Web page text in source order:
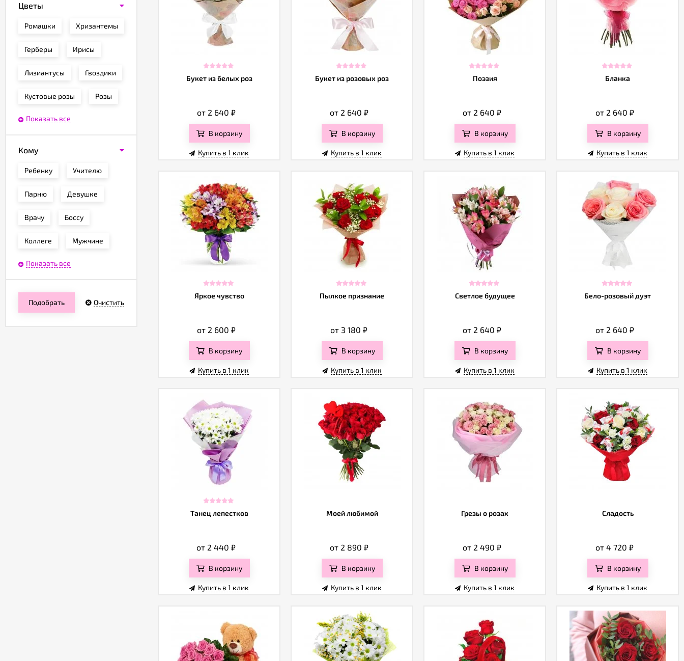
Букет из белых роз
от 2 640 ₽
В корзину
Купить в 1 клик
Букет из розовых роз
от 2 640 ₽
В корзину
Купить в 1 клик
Поэзия
от 2 640 ₽
В корзину
Купить в 1 клик
Бланка
от 2 640 ₽
В корзину
Купить в 1 клик
Яркое чувство
от 2 600 ₽
В корзину
Купить в 1 клик
Пылкое признание
от 3 180 ₽
В корзину
Купить в 1 клик
Светлое будущее
от 2 640 ₽
В корзину
Купить в 1 клик
Бело-розовый дуэт
от 2 640 ₽
В корзину
Купить в 1 клик
Танец лепестков
от 2 440 ₽
В корзину
Купить в 1 клик
Моей любимой
от 2 890 ₽
В корзину
Купить в 1 клик
Грезы о розах
от 2 490 ₽
В корзину
Купить в 1 клик
Сладость
от 4 720 ₽
В корзину
Купить в 1 клик
Цветы
Ромашки Хризантемы
Герберы Ирисы
Лизиантусы Гвоздики
Кустовые розы Розы
Показать все
Кому
Ребенку Учителю
Парню Девушке
Врачу Боссу
Коллеге Мужчине
Показать все
Подобрать Очистить